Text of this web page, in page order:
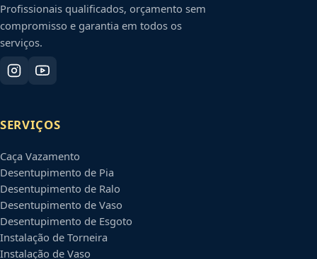
Profissionais qualificados, orçamento sem
compromisso e garantia em todos os
serviços.
SERVIÇOS
Caça Vazamento
Desentupimento de Pia
Desentupimento de Ralo
Desentupimento de Vaso
Desentupimento de Esgoto
Instalação de Torneira
Instalação de Vaso